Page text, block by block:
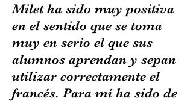
Milet ha sido muy positiva
en el sentido que se toma
muy en serio el que sus
alumnos aprendan y sepan
utilizar correctamente el
francés. Para mí ha sido de